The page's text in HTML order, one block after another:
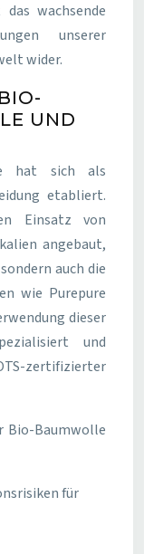
wachsende
unserer
wider.
UND
hat sich als
etabliert.
Einsatz von
angebaut,
auch die
wie Purepure
dieser
und
zertifizierter
Bio-Baumwolle
für